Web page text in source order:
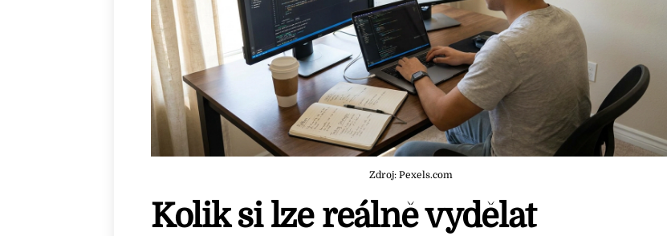
Zdroj: Pexels.com
Kolik si lze reálně vydělat